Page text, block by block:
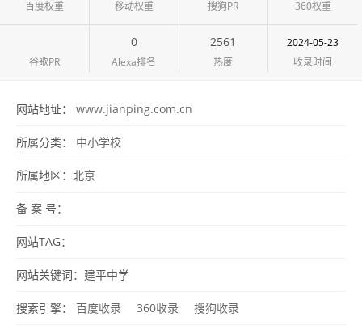
百度权重 移动权重 搜狗PR 360权重
谷歌PR
0
Alexa排名
2561
热度
2024-05-23
收录时间
网站地址： www.jianping.com.cn
所属分类： 中小学校
所属地区： 北京
备 案 号：
网站TAG：
网站关键词：建平中学
搜索引擎： 百度收录 360收录 搜狗收录